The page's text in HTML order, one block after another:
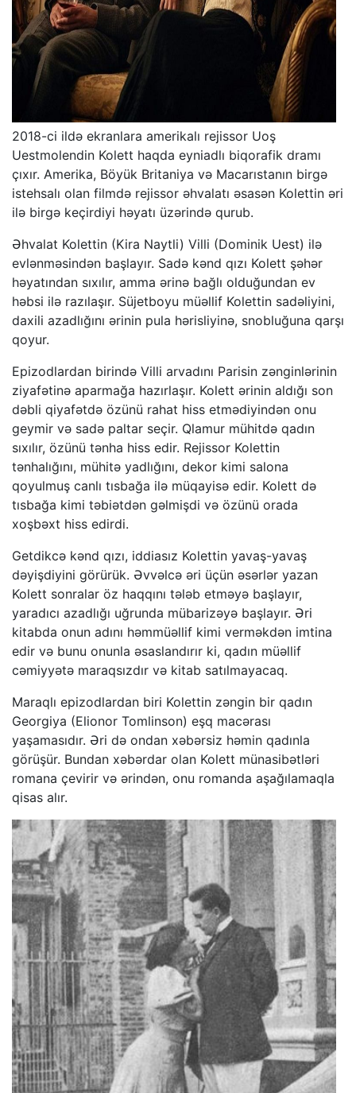
2018-ci ildə ekranlara amerikalı rejissor Uoş
Uestmolendin Kolett haqda eyniadlı biqorafik dramı
çıxır. Amerika, Böyük Britaniya və Macarıstanın birgə
istehsalı olan filmdə rejissor əhvalatı əsasən Kolettin əri
ilə birgə keçirdiyi həyatı üzərində qurub.
Əhvalat Kolettin (Kira Naytli) Villi (Dominik Uest) ilə
evlənməsindən başlayır. Sadə kənd qızı Kolett şəhər
həyatından sıxılır, amma ərinə bağlı olduğundan ev
həbsi ilə razılaşır. Süjetboyu müəllif Kolettin sadəliyini,
daxili azadlığını ərinin pula hərisliyinə, snobluğuna qarşı
qoyur.
Epizodlardan birində Villi arvadını Parisin zənginlərinin
ziyafətinə aparmağa hazırlaşır. Kolett ərinin aldığı son
dəbli qiyafətdə özünü rahat hiss etmədiyindən onu
geymir və sadə paltar seçir. Qlamur mühitdə qadın
sıxılır, özünü tənha hiss edir. Rejissor Kolettin
tənhalığını, mühitə yadlığını, dekor kimi salona
qoyulmuş canlı tısbağa ilə müqayisə edir. Kolett də
tısbağa kimi təbiətdən gəlmişdi və özünü orada
xoşbəxt hiss edirdi.
Getdikcə kənd qızı, iddiasız Kolettin yavaş-yavaş
dəyişdiyini görürük. Əvvəlcə əri üçün əsərlər yazan
Kolett sonralar öz haqqını tələb etməyə başlayır,
yaradıcı azadlığı uğrunda mübarizəyə başlayır. Əri
kitabda onun adını həmmüəllif kimi verməkdən imtina
edir və bunu onunla əsaslandırır ki, qadın müəllif
cəmiyyətə maraqsızdır və kitab satılmayacaq.
Maraqlı epizodlardan biri Kolettin zəngin bir qadın
Georgiya (Elionor Tomlinson) eşq macərası
yaşamasıdır. Əri də ondan xəbərsiz həmin qadınla
görüşür. Bundan xəbərdar olan Kolett münasibətləri
romana çevirir və ərindən, onu romanda aşağılamaqla
qisas alır.